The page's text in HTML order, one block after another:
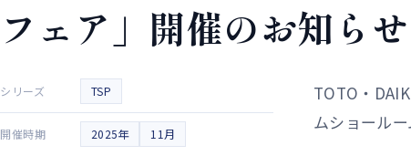
フェア」開催のお知ら
シリーズ TSP
開催時期 2025年 11月
TOTO・
ムショールー